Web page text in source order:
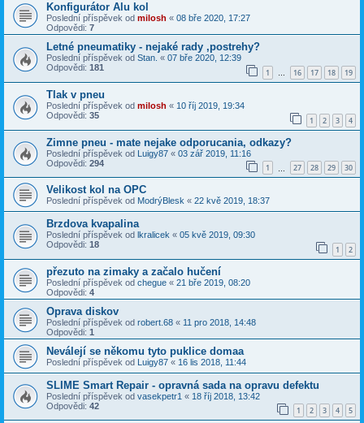
Konfigurátor Alu kol
Poslední příspěvek od milosh « 08 bře 2020, 17:27
Odpovědi: 7
Letné pneumatiky - nejaké rady ,postrehy?
Poslední příspěvek od Stan. « 07 bře 2020, 12:39
Odpovědi: 181 1 … 16 17 18 19
Tlak v pneu
Poslední příspěvek od milosh « 10 říj 2019, 19:34
Odpovědi: 35 1 2 3 4
Zimne pneu - mate nejake odporucania, odkazy?
Poslední příspěvek od Luigy87 « 03 zář 2019, 11:16
Odpovědi: 294 1 27 28 29 30
Velikost kol na OPC
Poslední příspěvek od ModrýBlesk « 22 kvě 2019, 18:37
Brzdova kvapalina
Poslední příspěvek od lkralicek « 05 kvě 2019, 09:30
Odpovědi: 18 1 2
přezuto na zimaky a začalo hučení
Poslední příspěvek od chegue « 21 bře 2019, 08:20
Odpovědi: 4
Oprava diskov
Poslední příspěvek od robert.68 « 11 pro 2018, 14:48
Odpovědi: 1
Neválejí se někomu tyto puklice domaa
Poslední příspěvek od Luigy87 « 16 lis 2018, 11:44
SLIME Smart Repair - opravná sada na opravu defektu
Poslední příspěvek od vasekpetr1 « 18 říj 2018, 13:42
Odpovědi: 42 1 2 3 4 5